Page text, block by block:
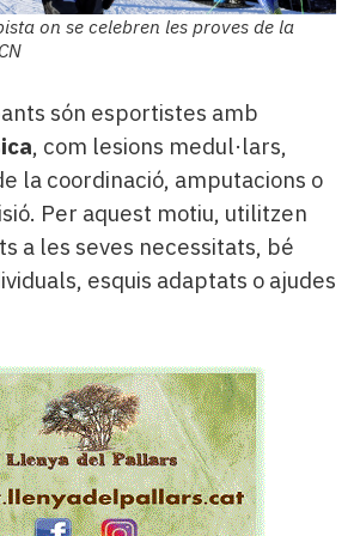
on se celebren les proves de la
són esportistes amb
, com lesions medul·lars,
la coordinació, amputacions o
Per aquest motiu, utilitzen
a les seves necessitats, bé
esquis adaptats o ajudes